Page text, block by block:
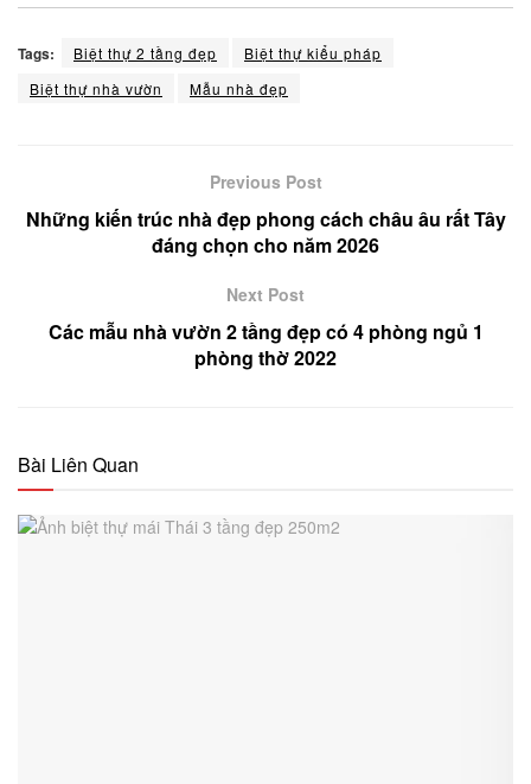
Tags: Biệt thự 2 tầng đẹp
Biệt thự kiểu pháp
Biệt thự nhà vườn
Mẫu nhà đẹp
Previous Post
Những kiến trúc nhà đẹp phong cách châu âu rất Tây
đáng chọn cho năm 2026
Next Post
Các mẫu nhà vườn 2 tầng đẹp có 4 phòng ngủ 1
phòng thờ 2022
Bài Liên Quan